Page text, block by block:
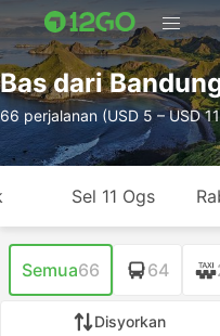
Bas dari
66 perjalanan (USD 5 – USD
Sel 11 Ogs
Semua66 64
Disyorkan